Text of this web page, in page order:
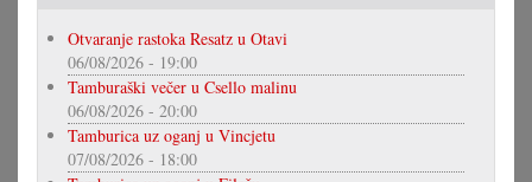
Otvaranje rastoka Resatz u Otavi
06/08/2026 - 19:00
Tamburaški večer u Csello malinu
06/08/2026 - 20:00
Tamburica uz oganj u Vincjetu
07/08/2026 - 18:00